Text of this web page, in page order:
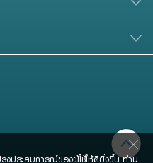
รุงประสบการณ์ของผู้ใช้ให้ดียิ่งขึ้น ท่าน